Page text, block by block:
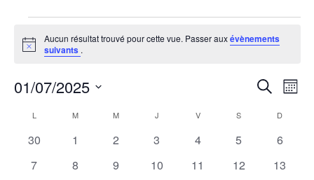
Notice
Aucun résultat trouvé pour cette vue. Passer auxévènements
suivants .
de
Mois
01/07/2025
date.
Calendrier
de
Évènements
LLUNDI MMARDI M MERCREDI
J VVENDREDIS D
0
30
0
1
0
2
0
3
0
4
0
5
0
6
0
7
0
8
0
9
0
10
0
11
0
12
0
13